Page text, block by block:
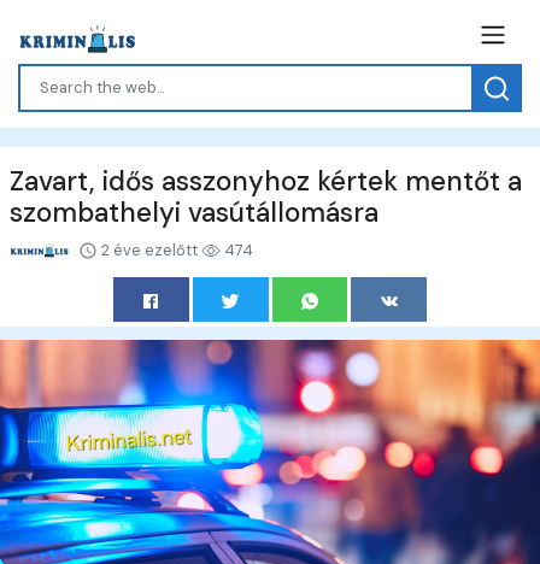
Zavart, idős asszonyhoz kértek mentőt a
szombathelyi vasútállomásra
2 éve ezelőtt 474